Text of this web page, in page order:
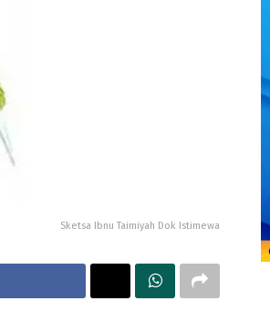
Sketsa Ibnu Taimiyah Dok Istimewa